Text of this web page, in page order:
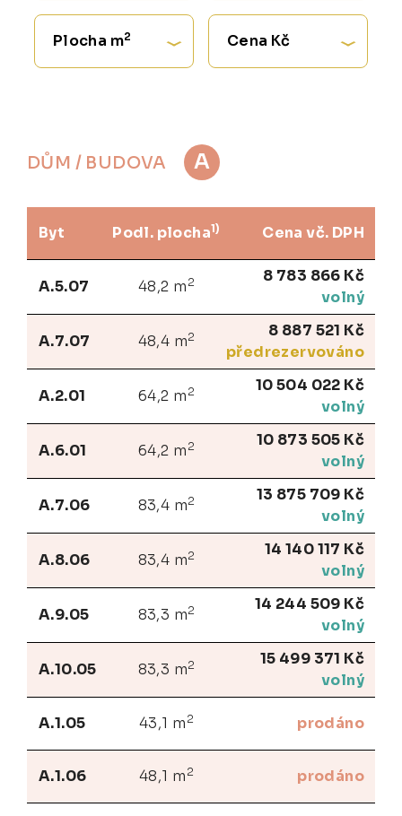
Plocha m2 Cena Kč
DŮM / BUDOVA A
Byt Podl. plocha1) Cena vč. DPH
A.5.07 48,2 m 2
8 783 866 Kč
volný
A.7.07 48,4 m2
8 887 521 Kč
předrezervováno
A.2.01 64,2 m 2
10 504 022 Kč
volný
A.6.01 64,2 m 2
10 873 505 Kč
volný
A.7.06 83,4 m2
13 875 709 Kč
volný
A.8.06 83,4 m2
14 140 117 Kč
volný
A.9.05 83,3 m2
14 244 509 Kč
volný
A.10.05 83,3 m2
15 499 371 Kč
volný
A.1.05 43,1 m 2 prodáno
A.1.06 48,1 m 2 prodáno